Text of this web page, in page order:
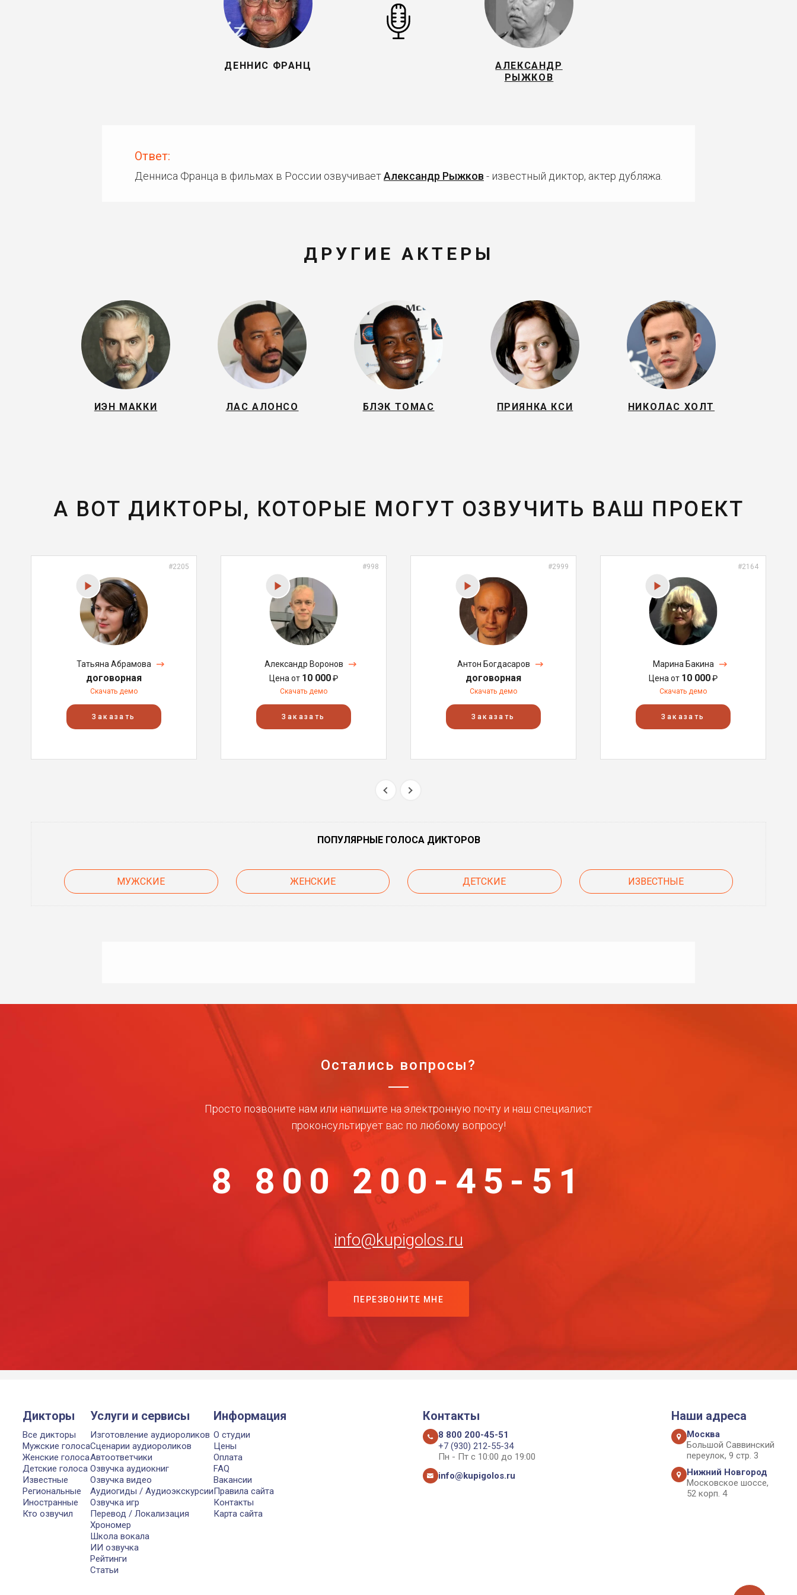
ДЕННИС ФРАНЦ
АЛЕКСАНДР
РЫЖКОВ
Ответ:
Денниса Франца в фильмах в России озвучиваетАлександр Рыжков - известный диктор, актер дубляжа.
ДРУГИЕ АКТЕРЫ
ИЭН МАККИ ЛАС АЛОНСО БЛЭК ТОМАС ПРИЯНКА КСИ НИКОЛАС ХОЛТ
А ВОТ ДИКТОРЫ, КОТОРЫЕ МОГУТ ОЗВУЧИТЬ ВАШ ПРОЕКТ
#2205
Татьяна Абрамова
договорная
Скачать демо
Заказать
#998
Александр Воронов
Цена от 10 000₽
Скачать демо
Заказать
#2999
Антон Богдасаров
договорная
Скачать демо
Заказать
#2164
Марина Бакина
Цена от 10 000₽
Скачать демо
Заказать
ПОПУЛЯРНЫЕ ГОЛОСА ДИКТОРОВ
МУЖСКИЕ ЖЕНСКИЕ ДЕТСКИЕ ИЗВЕСТНЫЕ
Остались вопросы?
Просто позвоните нам или напишите на электронную почту и наш специалист
проконсультирует вас по любому вопросу!
8 800 200-45-51
info@kupigolos.ru
ПЕРЕЗВОНИТЕ МНЕ
Дикторы
Все дикторы
Мужские голоса
Женские голоса
Детские голоса
Известные
Региональные
Иностранные
Кто озвучил
Услуги и сервисы
Изготовление аудиороликов
Сценарии аудиороликов
Автоответчики
Озвучка аудиокниг
Озвучка видео
Аудиогиды / Аудиоэкскурсии
Озвучка игр
Перевод / Локализация
Хрономер
Школа вокала
ИИ озвучка
Рейтинги
Статьи
Информация
О студии
Цены
Оплата
FAQ
Вакансии
Правила сайта
Контакты
Карта сайта
Контакты
8 800 200-45-51
+7 (930) 212-55-34
Пн - Пт с 10:00 до 19:00
info@kupigolos.ru
Наши адреса
Москва
Большой Саввинский
переулок, 9 стр. 3
Нижний Новгород
Московское шоссе,
52 корп. 4